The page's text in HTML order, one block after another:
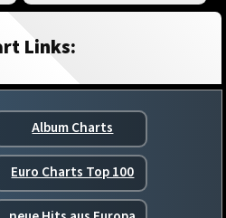
Links:
Album Charts
Euro Charts Top 100